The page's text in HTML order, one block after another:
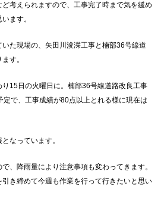
考えられますので、工事完了時まで気を緩め
ます。
た現場の、矢田川浚渫工事と楠部36号線道
す。
15日の火曜日に。楠部36号線道路改良工事
で、工事成績が80点以上とれる様に現在は
なっています。
、降雨量により注意事項も変わってきます。
き締めて今週も作業を行って行きたいと思い